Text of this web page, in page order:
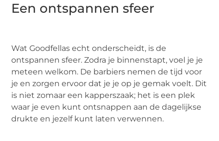
Een ontspannen sfeer
Wat Goodfellas echt onderscheidt, is de
ontspannen sfeer. Zodra je binnenstapt, voel je je
meteen welkom. De barbiers nemen de tijd voor
je en zorgen ervoor dat je je op je gemak voelt. Dit
is niet zomaar een kapperszaak; het is een plek
waar je even kunt ontsnappen aan de dagelijkse
drukte en jezelf kunt laten verwennen.